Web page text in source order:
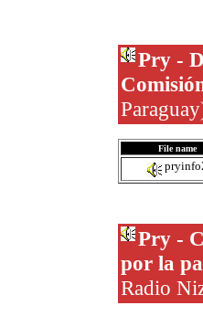
Pry -
File name
Pry -
por la
Radio